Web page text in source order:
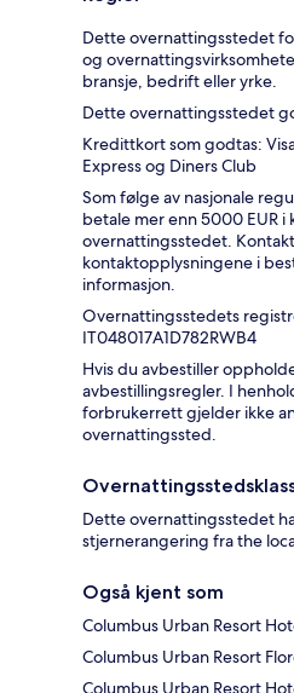
Dette overnattingsstedet
og
bransje, bedrift eller yrke.
Dette overnattingsstedet
Kredittkort som godtas:
Express og Diners Club
Som følge av nasjonale
betale mer enn 5000 EUR
overnattingsstedet.
kontaktopplysningene i
informasjon.
Overnattingsstedets
IT048017A1D782RWB4
Hvis du avbestiller
avbestillingsregler. I
forbrukerrett gjelder ikke
overnattingssted.
Dette overnattingsstedet
stjernerangering fra the
Også kjent som
Columbus Urban Resort
Columbus Urban Resort
Columbus Urban Resort